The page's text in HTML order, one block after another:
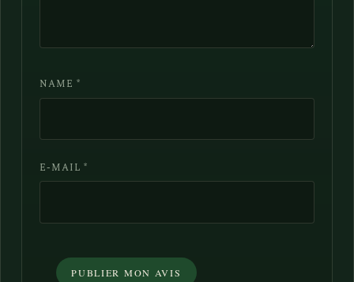
NAME *
E-MAIL*